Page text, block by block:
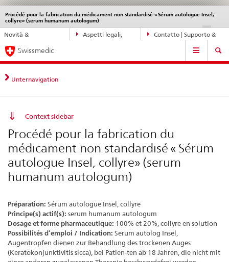
Navigazione
diretta:
novità,
aspetti
legali,
contatto
Novità &
Aspetti legali,
Contatto | Supporto &
Procédé pour la fabrication du médicament non standardisé « Sérum autologue Insel,
collyre» (serum humanum autologum)
DE IT
Service
navigation
Navigation
Swissmedic
Unternavigation
Context sidebar
Procédé pour la fabrication du
médicament non standardisé « Sérum
autologue Insel, collyre» (serum
humanum autologum)
Préparation: Sérum autologue Insel, collyre
Principe(s) actif(s): serum humanum autologum
Dosage et forme pharmaceutique: 100% et 20%, collyre en solution
Possibilités d’emploi / Indication: Serum autolog Insel,
Augentropfen dienen zur Behandlung des trockenen Auges
(Keratokonjunktivitis sicca), bei Patien-ten ab 18 Jahren, die nicht mit